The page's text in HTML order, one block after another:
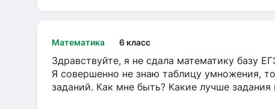
Математика 6 класс
Здравствуйте, я не сдала математику базу
Я совершенно не знаю таблицу умножения,
заданий. Как мне быть? Какие лучше